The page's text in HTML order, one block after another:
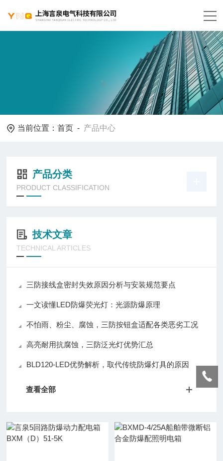
当前位置：首页 - 产品中心
产品分类
PRODUCT CLASSIFICATION
技术文章
TECHNICAL ARTICLES
三防接线盒密封失效原因分析与安装规范要点
一文读懂LED防爆荧光灯：光源防爆原理
不怕雨、粉尘、腐蚀，三防按钮盒适配各类恶劣工况
高亮耐用抗腐蚀，三防泛光灯优势汇总
BLD120-LED优势解析，取代传统防爆灯具的原因
查看全部